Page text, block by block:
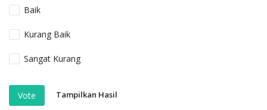
Baik
Kurang Baik
Sangat Kurang
Vote Tampilkan Hasil